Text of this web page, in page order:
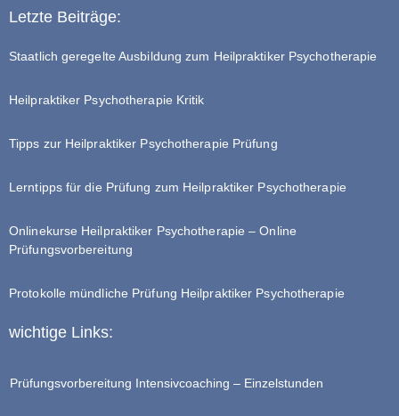
Letzte Beiträge:
Staatlich geregelte Ausbildung zum Heilpraktiker Psychotherapie
Heilpraktiker Psychotherapie Kritik
Tipps zur Heilpraktiker Psychotherapie Prüfung
Lerntipps für die Prüfung zum Heilpraktiker Psychotherapie
Onlinekurse Heilpraktiker Psychotherapie – Online
Prüfungsvorbereitung
Protokolle mündliche Prüfung Heilpraktiker Psychotherapie
wichtige Links:
Prüfungsvorbereitung Intensivcoaching – Einzelstunden